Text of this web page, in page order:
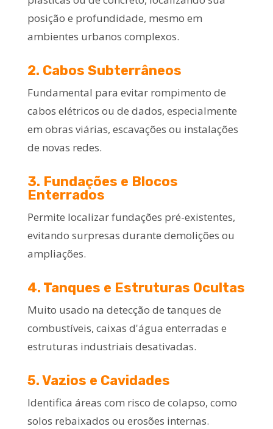
posição e profundidade, mesmo em
ambientes urbanos complexos.
2. Cabos Subterrâneos
Fundamental para evitar rompimento de
cabos elétricos ou de dados, especialmente
em obras viárias, escavações ou instalações
de novas redes.
3. Fundações e Blocos
Enterrados
Permite localizar fundações pré-existentes,
evitando surpresas durante demolições ou
ampliações.
4. Tanques e Estruturas Ocultas
Muito usado na detecção de tanques de
combustíveis, caixas d'água enterradas e
estruturas industriais desativadas.
5. Vazios e Cavidades
Identifica áreas com risco de colapso, como
solos rebaixados ou erosões internas.